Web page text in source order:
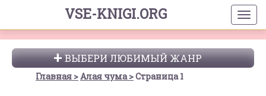
VSE-KNIGI.ORG
ВЫБЕРИ ЛЮБИМЫЙ ЖАНР
Главная Алая чума Страница 1